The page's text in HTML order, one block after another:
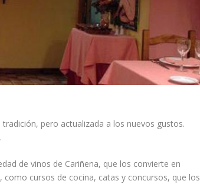
pero actualizada a los nuevos gustos.
de vinos de Cariñena, que los convierte en
cursos de cocina, catas y concursos, que los